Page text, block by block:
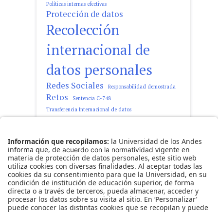
Políticas internas efectivas
Protección de datos
Recolección
internacional de
datos personales
Redes Sociales Responsabilidad demostrada
Retos
Sentencia C-748
Transferencia Internacional de datos